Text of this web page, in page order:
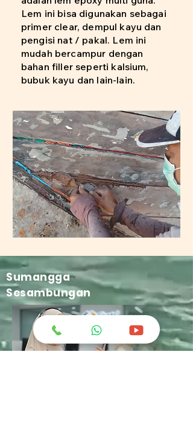
Lem ini bisa digunakan sebagai
primer clear, dempul kayu dan
pengisi nat / pakal. Lem ini
mudah bercampur dengan
bahan filler seperti kalsium,
bubuk kayu dan lain-lain.
Sumangga
Sesambungan